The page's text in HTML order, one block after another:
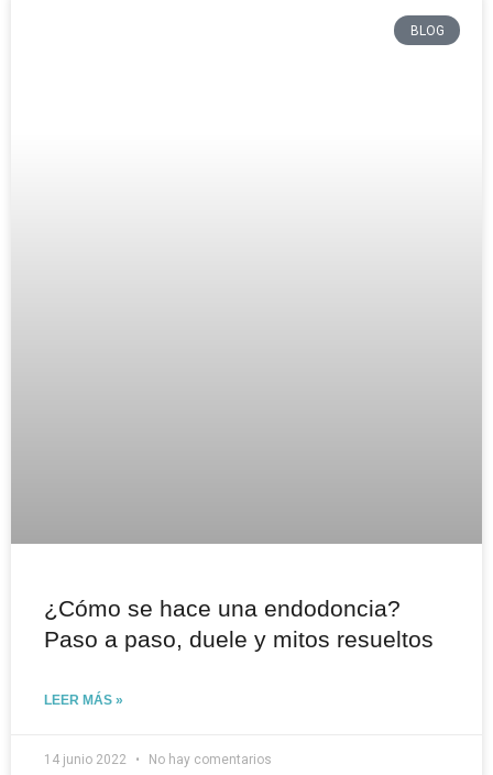
BLOG
¿Cómo se hace una endodoncia?
Paso a paso, duele y mitos resueltos
LEER MÁS »
14 junio 2022 No hay comentarios